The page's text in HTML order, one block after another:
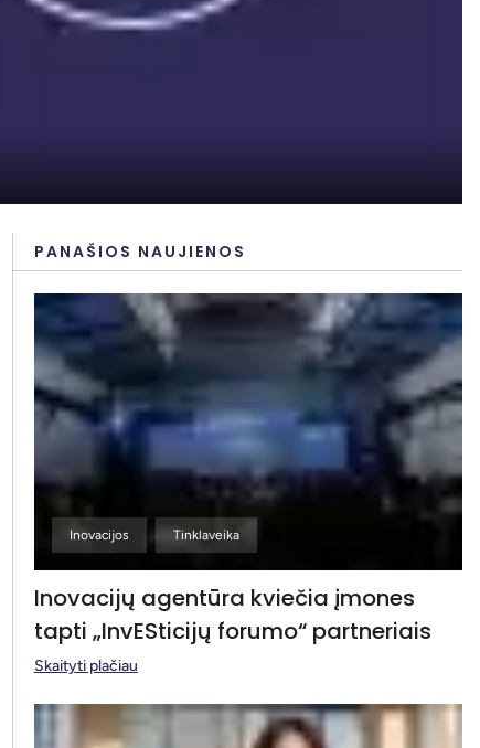
PANAŠIOS NAUJIENOS
Inovacijos Tinklaveika
Inovacijų agentūra kviečia įmones
tapti „InvESticijų forumo“ partneriais
Skaityti plačiau